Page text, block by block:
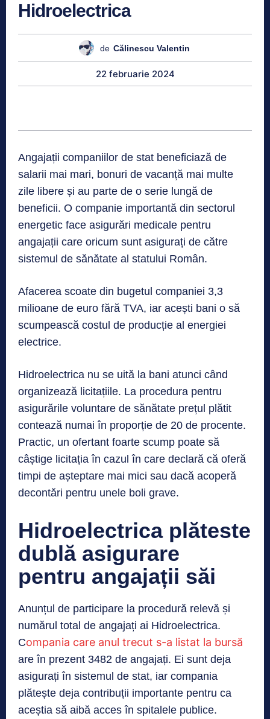
Hidroelectrica
de Călinescu Valentin
22 februarie 2024
Angajații companiilor de stat beneficiază de
salarii mai mari, bonuri de vacanță mai multe
zile libere și au parte de o serie lungă de
beneficii. O companie importantă din sectorul
energetic face asigurări medicale pentru
angajații care oricum sunt asigurați de către
sistemul de sănătate al statului Român.
Afacerea scoate din bugetul companiei 3,3
milioane de euro fără TVA, iar acești bani o să
scumpească costul de producție al energiei
electrice.
Hidroelectrica nu se uită la bani atunci când
organizează licitațiile. La procedura pentru
asigurările voluntare de sănătate prețul plătit
contează numai în proporție de 20 de procente.
Practic, un ofertant foarte scump poate să
câștige licitația în cazul în care declară că oferă
timpi de așteptare mai mici sau dacă acoperă
decontări pentru unele boli grave.
Hidroelectrica plăteste
dublă asigurare
pentru angajații săi
Anunțul de participare la procedură relevă și
numărul total de angajați ai Hidroelectrica.
Compania care anul trecut s-a listat la bursă
are în prezent 3482 de angajați. Ei sunt deja
asigurați în sistemul de stat, iar compania
plătește deja contribuții importante pentru ca
aceștia să aibă acces în spitalele publice.